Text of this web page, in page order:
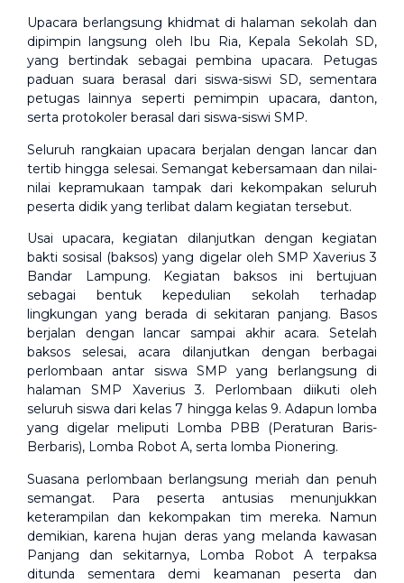
Upacara berlangsung khidmat di halaman sekolah dan
dipimpin langsung oleh Ibu Ria, Kepala Sekolah SD,
yang bertindak sebagai pembina upacara. Petugas
paduan suara berasal dari siswa-siswi SD, sementara
petugas lainnya seperti pemimpin upacara, danton,
serta protokoler berasal dari siswa-siswi SMP.
Seluruh rangkaian upacara berjalan dengan lancar dan
tertib hingga selesai. Semangat kebersamaan dan nilai-
nilai kepramukaan tampak dari kekompakan seluruh
peserta didik yang terlibat dalam kegiatan tersebut.
Usai upacara, kegiatan dilanjutkan dengan kegiatan
bakti sosisal (baksos) yang digelar oleh SMP Xaverius 3
Bandar Lampung. Kegiatan baksos ini bertujuan
sebagai bentuk kepedulian sekolah terhadap
lingkungan yang berada di sekitaran panjang. Basos
berjalan dengan lancar sampai akhir acara. Setelah
baksos selesai, acara dilanjutkan dengan berbagai
perlombaan antar siswa SMP yang berlangsung di
halaman SMP Xaverius 3. Perlombaan diikuti oleh
seluruh siswa dari kelas 7 hingga kelas 9. Adapun lomba
yang digelar meliputi Lomba PBB (Peraturan Baris-
Berbaris), Lomba Robot A, serta lomba Pionering.
Suasana perlombaan berlangsung meriah dan penuh
semangat. Para peserta antusias menunjukkan
keterampilan dan kekompakan tim mereka. Namun
demikian, karena hujan deras yang melanda kawasan
Panjang dan sekitarnya, Lomba Robot A terpaksa
ditunda sementara demi keamanan peserta dan